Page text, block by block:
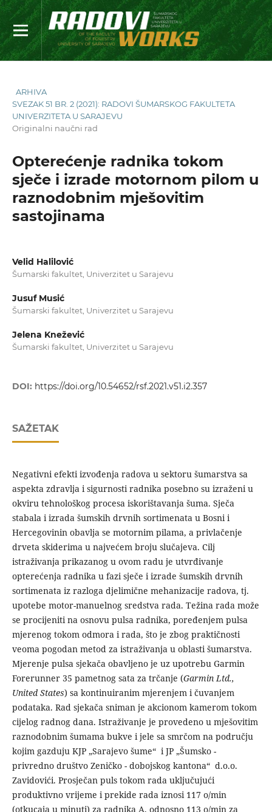
ARHIVA
SVEZAK 51 BR. 2 (2021): RADOVI ŠUMARSKOG FAKULTETA
UNIVERZITETA U SARAJEVU
Originalni naučni rad
Opterećenje radnika tokom
sječe i izrade motornom pilom u
raznodobnim mješovitim
sastojinama
Velid Halilović
Šumarski fakultet, Univerzitet u Sarajevu
Jusuf Musić
Šumarski fakultet, Univerzitet u Sarajevu
Jelena Knežević
Šumarski fakultet, Univerzitet u Sarajevu
DOI: https://doi.org/10.54652/rsf.2021.v51.i2.357
SAŽETAK
Negativni efekti izvođenja radova u sektoru šumarstva sa
aspekta zdravlja i sigurnosti radnika posebno su izraženi u
okviru tehnološkog procesa iskorištavanja šuma. Sječa
stabala i izrada šumskih drvnih sortimenata u Bosni i
Hercegovinin obavlja se motornim pilama, a privlačenje
drveta skiderima u najvećem broju slučajeva. Cilj
istraživanja prikazanog u ovom radu je utvrđivanje
opterećenja radnika u fazi sječe i izrade šumskih drvnih
sortimenata iz razloga djelimične mehanizacije radova, tj.
upotebe motor-manuelnog sredstva rada. Težina rada može
se procijeniti na osnovu pulsa radnika, poređenjem pulsa
mjerenog tokom odmora i rada, što je zbog praktičnosti
veoma pogodan metod za istraživanja u oblasti šumarstva.
Mjerenje pulsa sjekača obavljeno je uz upotrebu Garmin
Forerunner 35 pametnog sata za trčanje (Garmin Ltd.,
United States) sa kontinuiranim mjerenjem i čuvanjem
podataka. Rad sjekača sniman je akcionom kamerom tokom
cijelog radnog dana. Istraživanje je provedeno u mješovitim
raznodobnim šumama bukve i jele sa smrčom na području
kojim gazduju KJP „Sarajevo šume“ i JP „Šumsko -
privredno društvo Zeničko - dobojskog kantona“ d.o.o.
Zavidovići. Prosječan puls tokom rada uključujući
produktivno vrijeme i prekide rada iznosi 117 o/min
(otkucaja u minuti) za radnika A, odnosno 113 o/min za